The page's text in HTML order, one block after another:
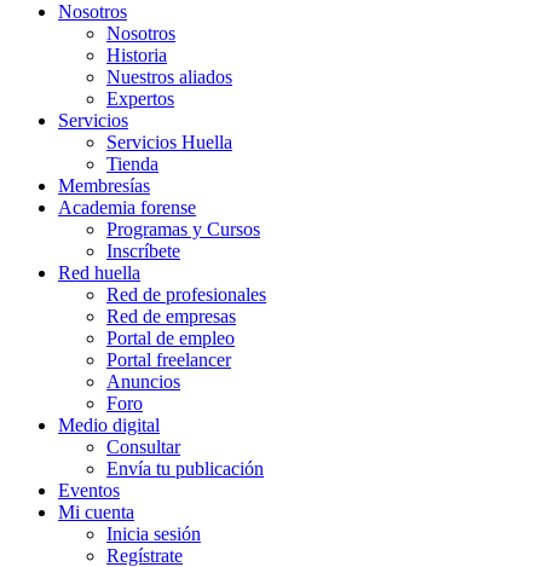
Nosotros
Nosotros
Historia
Nuestros aliados
Expertos
Servicios
Servicios Huella
Tienda
Membresías
Academia forense
Programas y Cursos
Inscríbete
Red huella
Red de profesionales
Red de empresas
Portal de empleo
Portal freelancer
Anuncios
Foro
Medio digital
Consultar
Envía tu publicación
Eventos
Mi cuenta
Inicia sesión
Regístrate